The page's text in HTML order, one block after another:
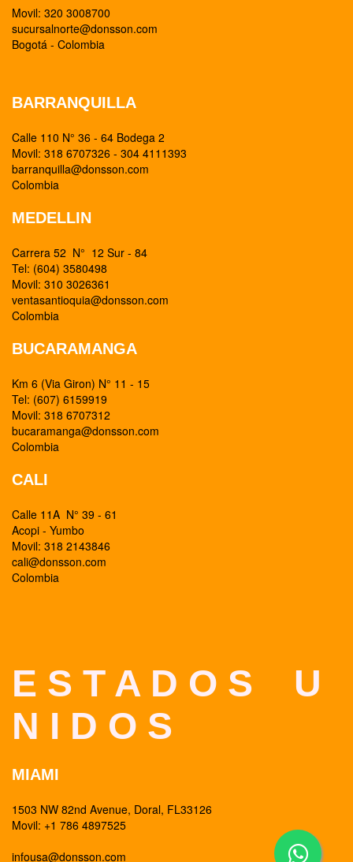
Movil: 320 3008700
sucursalnorte@donsson.com
Bogotá - Colombia
BARRANQUILLA
Calle 110 N° 36 - 64 Bodega 2
Movil: 318 6707326 - 304 4111393
barranquilla@donsson.com
Colombia
MEDELLIN
Carrera 52 N° 12 Sur - 84
Tel: (604) 3580498
Movil: 310 3026361
ventasantioquia@donsson.com
Colombia
BUCARAMANGA
Km 6 (Via Giron) N° 11 - 15
Tel: (607) 6159919
Movil: 318 6707312
bucaramanga@donsson.com
Colombia
CALI
Calle 11A N° 39 - 61
Acopi - Yumbo
Movil: 318 2143846
cali@donsson.com
Colombia
E S T A D O S U
N I D O S
MIAMI
1503 NW 82nd Avenue, Doral, FL33126
Movil: +1 786 4897525
infousa@donsson.com